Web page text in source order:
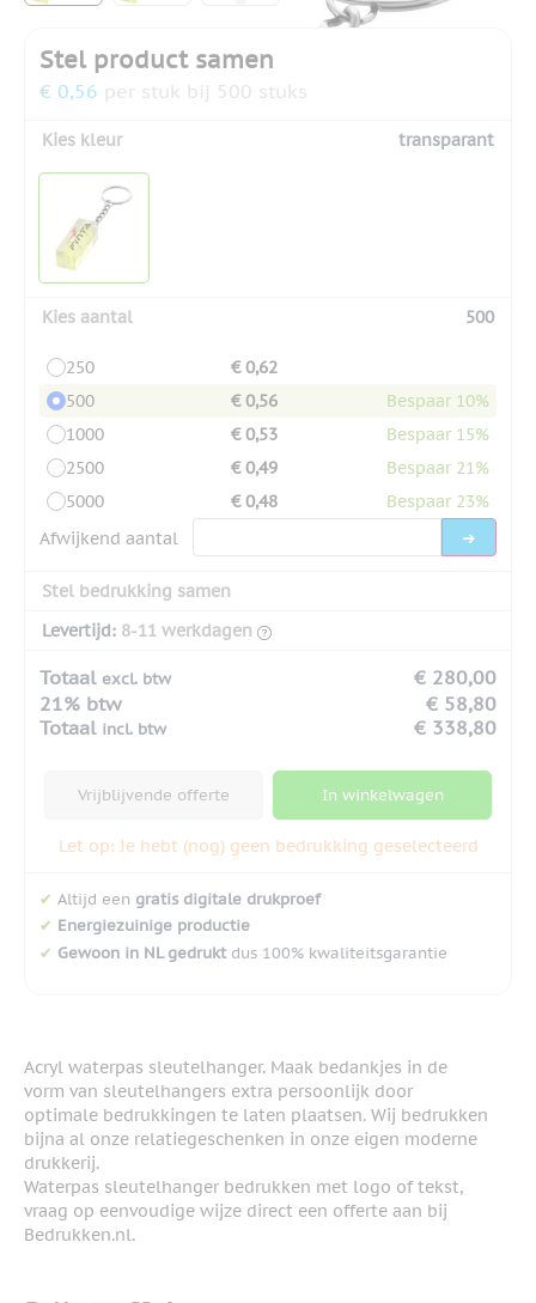
Stel product samen
€ 0,56 per stuk bij 500 stuks
Kies kleur transparant
Kies aantal 500
250
€ 0,62
500
€ 0,56
Bespaar 10%
1000
€ 0,53
Bespaar 15%
2500
€ 0,49
Bespaar 21%
5000
€ 0,48
Bespaar 23%
Afwijkend aantal
Stel bedrukking samen
Levertijd: 8-11 werkdagen
Totaal excl. btw
€ 280,00
21% btw
€ 58,80
Totaal incl. btw € 338,80
Vrijblijvende offerte In winkelwagen
Let op: Je hebt (nog) geen bedrukking geselecteerd
✔ Altijd een gratis digitale drukproef
✔ Energiezuinige productie
✔ Gewoon in NL gedruktdus 100% kwaliteitsgarantie
Acryl waterpas sleutelhanger. Maak bedankjes in de
vorm van sleutelhangers extra persoonlijk door
optimale bedrukkingen te laten plaatsen. Wij bedrukken
bijna al onze relatiegeschenken in onze eigen moderne
drukkerij.
Waterpas sleutelhanger bedrukken met logo of tekst,
vraag op eenvoudige wijze direct een offerte aan bij
Bedrukken.nl.